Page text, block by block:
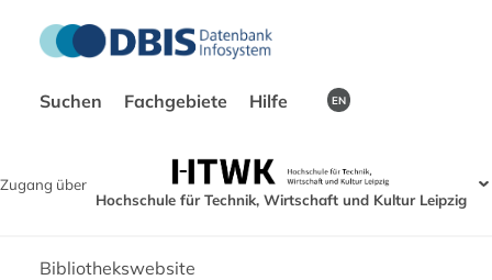
Suchen Fachgebiete Hilfe EN
Zugang über
Hochschule für Technik, Wirtschaft und Kultur Leipzig
Bibliothekswebsite